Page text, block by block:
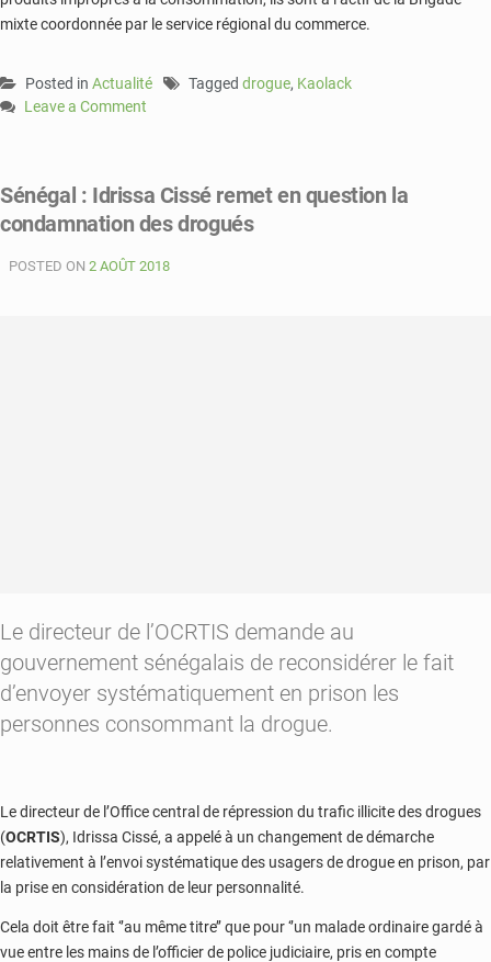
mixte coordonnée par le service régional du commerce.
Posted in Actualité Tagged drogue, Kaolack
Leave a Comment
7
tonnes
drogue
Sénégal : Idrissa Cissé remet en question la
condamnation des drogués
POSTED ON 2 AOÛT 2018
Le directeur de l’OCRTIS demande au
gouvernement sénégalais de reconsidérer le fait
d’envoyer systématiquement en prison les
personnes consommant la drogue.
Le directeur de l’Office central de répression du trafic illicite des drogues
(OCRTIS), Idrissa Cissé, a appelé à un changement de démarche
relativement à l’envoi systématique des usagers de drogue en prison, par
la prise en considération de leur personnalité.
Cela doit être fait ‘’au même titre’’ que pour ‘’un malade ordinaire gardé à
vue entre les mains de l’officier de police judiciaire, pris en compte